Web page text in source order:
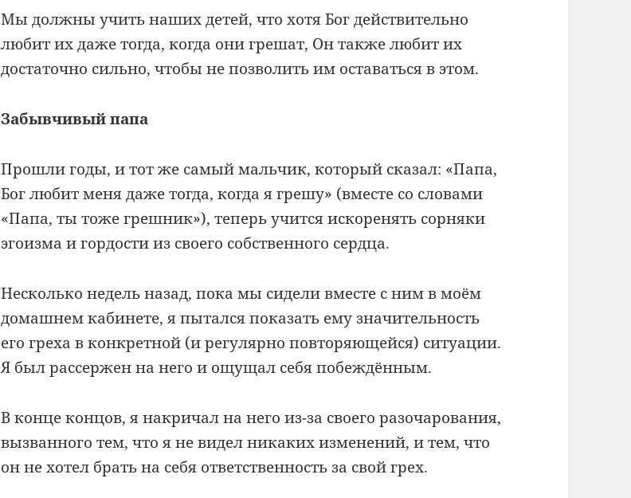
Мы должны учить наших детей, что хотя Бог действительно
любит их даже тогда, когда они грешат, Он также любит их
достаточно сильно, чтобы не позволить им оставаться в этом.
Забывчивый папа
Прошли годы, и тот же самый мальчик, который сказал: «Папа,
Бог любит меня даже тогда, когда я грешу» (вместе со словами
«Папа, ты тоже грешник»), теперь учится искоренять сорняки
эгоизма и гордости из своего собственного сердца.
Несколько недель назад, пока мы сидели вместе с ним в моём
домашнем кабинете, я пытался показать ему значительность
его греха в конкретной (и регулярно повторяющейся) ситуации.
Я был рассержен на него и ощущал себя побеждённым.
В конце концов, я накричал на него из-за своего разочарования,
вызванного тем, что я не видел никаких изменений, и тем, что
он не хотел брать на себя ответственность за свой грех.